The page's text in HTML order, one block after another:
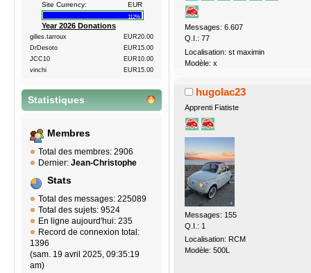
Site Currency:
EUR
112%
Year 2026 Donations
gilles.tarroux
EUR20.00
DrDesoto
EUR15.00
JCC10
EUR10.00
vinchi
EUR15.00
Statistiques
Membres
Total des membres: 2906
Dernier: Jean-Christophe
Stats
Total des messages: 225089
Total des sujets: 9524
En ligne aujourd'hui: 235
Record de connexion total:
1396
(sam. 19 avril 2025, 09:35:19
am)
Messages: 6.607
Q.I.: 77
Localisation: st maximin
Modèle: x
hugolac23
Apprenti Fiatiste
Messages: 155
Q.I.: 1
Localisation: RCM
Modèle: 500L